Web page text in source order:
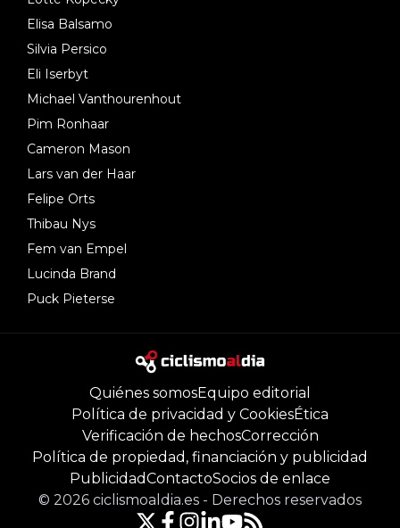
Elisa Balsamo
Silvia Persico
Eli Iserbyt
Michael Vanthourenhout
Pim Ronhaar
Cameron Mason
Lars van der Haar
Felipe Orts
Thibau Nys
Fem van Empel
Lucinda Brand
Puck Pieterse
Quiénes somosEquipo editorial
Política de privacidad y CookiesÉtica
Verificación de hechosCorrección
Política de propiedad, financiación y publicidad
PublicidadContactoSocios de enlace
© 2026 ciclismoaldia.es - Derechos reservados